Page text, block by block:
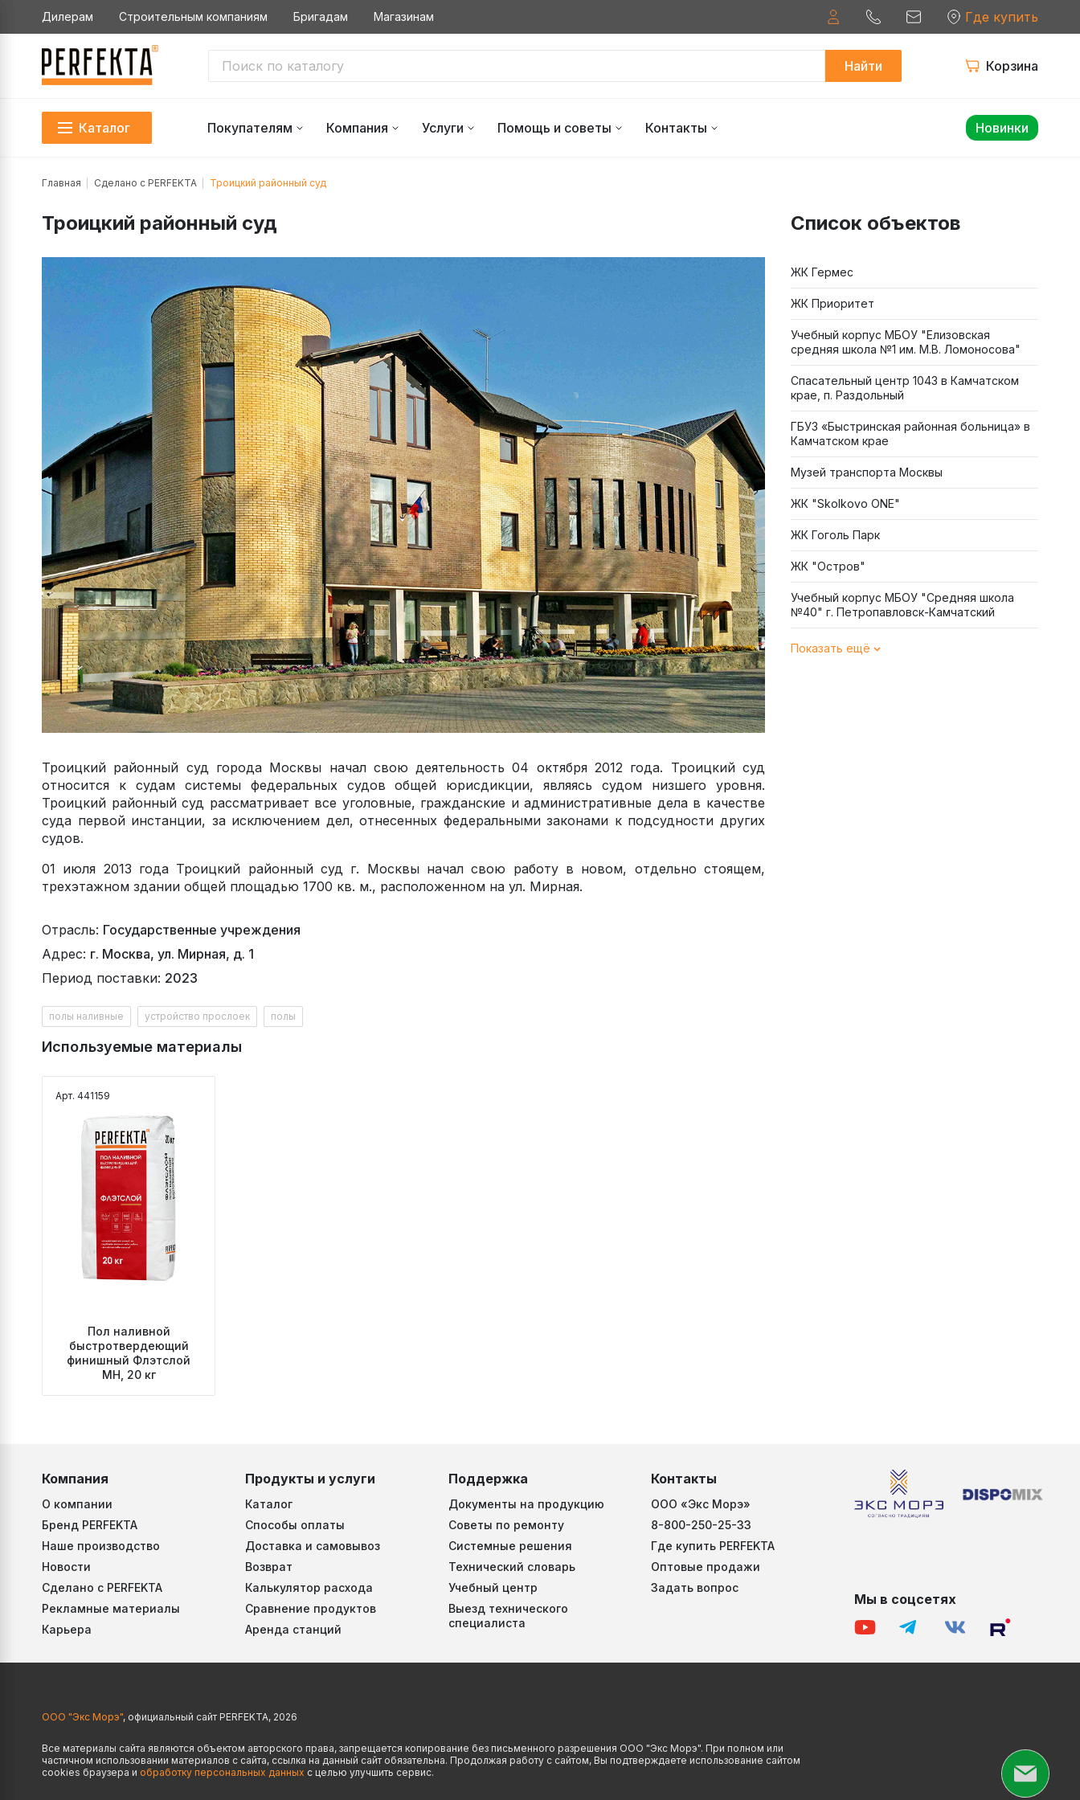
Дилерам Строительным компаниям Бригадам Магазинам Где купить
Найти Корзина
Каталог Покупателям Компания Услуги Помощь и советы Контакты Новинки
Главная Сделано с PERFEKTA Троицкий районный суд
Троицкий районный суд
Троицкий районный суд города Москвы начал свою деятельность 04 октября 2012 года. Троицкий суд
относится к судам системы федеральных судов общей юрисдикции, являясь судом низшего уровня.
Троицкий районный суд рассматривает все уголовные, гражданские и административные дела в качестве
суда первой инстанции, за исключением дел, отнесенных федеральными законами к подсудности других
судов.
01 июля 2013 года Троицкий районный суд г. Москвы начал свою работу в новом, отдельно стоящем,
трехэтажном здании общей площадью 1700 кв. м., расположенном на ул. Мирная.
Отрасль: Государственные учреждения
Адрес: г. Москва, ул. Мирная, д. 1
Период поставки: 2023
полы наливные устройство прослоек полы
Используемые материалы
Арт. 441159
Пол наливной
быстротвердеющий
финишный Флэтслой
МН, 20 кг
Список объектов
ЖК Гермес
ЖК Приоритет
Учебный корпус МБОУ "Елизовская
средняя школа №1 им. М.В. Ломоносова"
Спасательный центр 1043 в Камчатском
крае, п. Раздольный
ГБУЗ «Быстринская районная больница» в
Камчатском крае
Музей транспорта Москвы
ЖК "Skolkovo ONE"
ЖК Гоголь Парк
ЖК "Остров"
Учебный корпус МБОУ "Средняя школа
№40" г. Петропавловск-Камчатский
Показать ещё
Компания
О компании
Бренд PERFEKTA
Наше производство
Новости
Сделано с PERFEKTA
Рекламные материалы
Карьера
Продукты и услуги
Каталог
Способы оплаты
Доставка и самовывоз
Возврат
Калькулятор расхода
Сравнение продуктов
Аренда станций
Поддержка
Документы на продукцию
Советы по ремонту
Системные решения
Технический словарь
Учебный центр
Выезд технического
специалиста
Контакты
ООО «Экс Морэ»
8-800-250-25-33
Где купить PERFEKTA
Оптовые продажи
Задать вопрос
Мы в соцсетях
ООО "Экс Морэ", официальный сайт PERFEKTA, 2026
Все материалы сайта являются объектом авторского права, запрещается копирование без письменного разрешения ООО "Экс Морэ". При полном или
частичном использовании материалов с сайта, ссылка на данный сайт обязательна. Продолжая работу с сайтом, Вы подтверждаете использование сайтом
cookies браузера и обработку персональных данных с целью улучшить сервис.